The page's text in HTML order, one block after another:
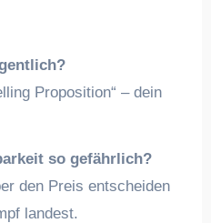
Proposition“ – dein
so gefährlich?
den Preis entscheiden
landest.